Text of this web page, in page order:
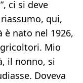
ci si deve
qui,
è nato nel 1926,
Mio
il nonno, si
Doveva